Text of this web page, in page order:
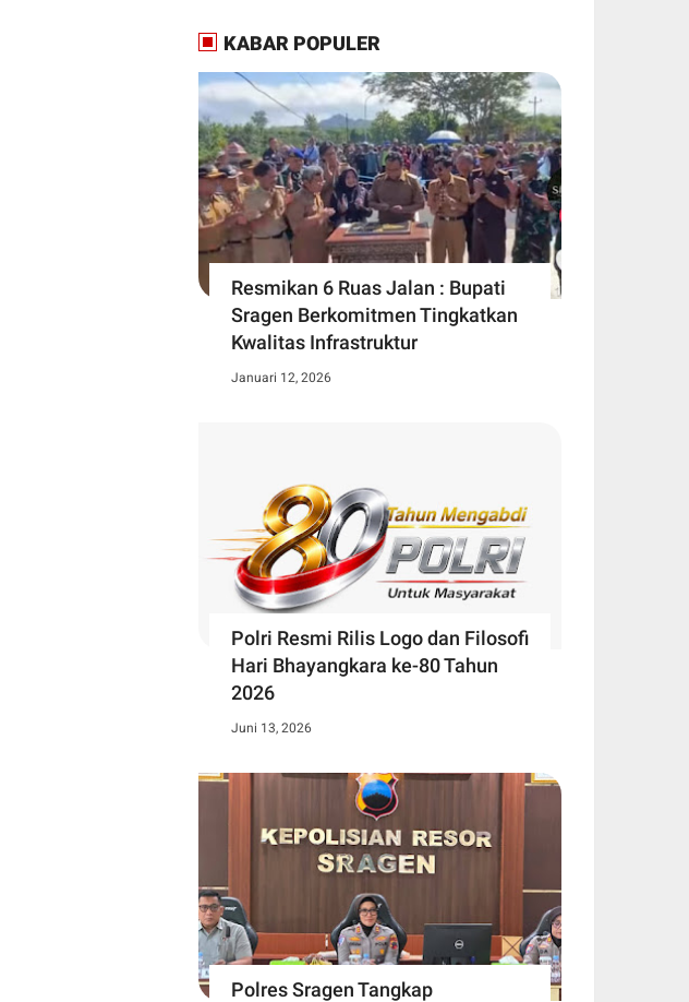
KABAR POPULER
Resmikan 6 Ruas Jalan : Bupati
Sragen Berkomitmen Tingkatkan
Kwalitas Infrastruktur
Januari 12, 2026
Polri Resmi Rilis Logo dan Filosofi
Hari Bhayangkara ke-80 Tahun
2026
Juni 13, 2026
Polres Sragen Tangkap